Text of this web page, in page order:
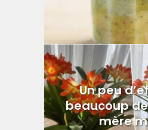
Un peu
beaucoup
mère